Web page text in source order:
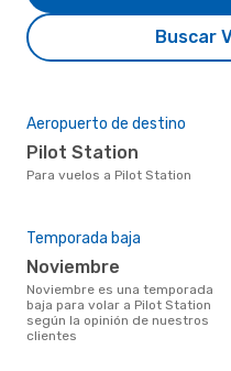
Buscar
Aeropuerto de destino
Pilot Station
Para vuelos a Pilot Station
Temporada baja
noviembre
noviembre es una temporada
baja para volar a Pilot Station
según la opinión de nuestros
clientes